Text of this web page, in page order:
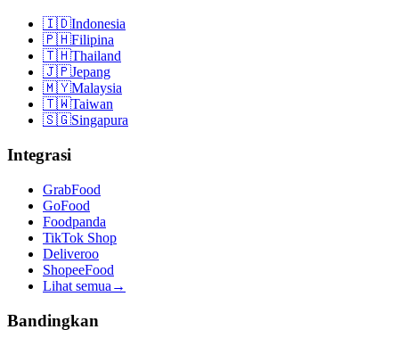
🇮🇩Indonesia
🇵🇭Filipina
🇹🇭Thailand
🇯🇵Jepang
🇲🇾Malaysia
🇹🇼Taiwan
🇸🇬Singapura
Integrasi
GrabFood
GoFood
Foodpanda
TikTok Shop
Deliveroo
ShopeeFood
Lihat semua →
Bandingkan